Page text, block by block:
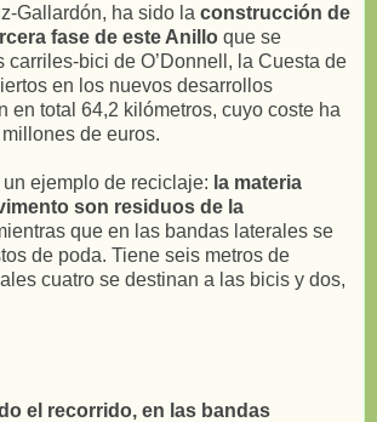
Gallardón, ha sido la construcción de
fase de este Anillo que se
carriles-bici de O’Donnell, la Cuesta de
en los nuevos desarrollos
en total 64,2 kilómetros, cuyo coste ha
de euros.
ejemplo de reciclaje: la materia
son residuos de la
que en las bandas laterales se
de poda. Tiene seis metros de
cuatro se destinan a las bicis y dos,
el recorrido, en las bandas